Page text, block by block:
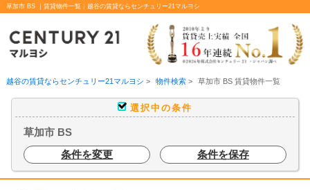
草加市 BS ｜賃貸物件一覧｜越谷の賃貸ならセンチュリー21マルヨシ
越谷の賃貸ならセンチュリー21マルヨシ > 物件検索> 草加市 BS 賃貸物件一覧
選択中の条件
草加市 BS
条件を変更
条件を保存